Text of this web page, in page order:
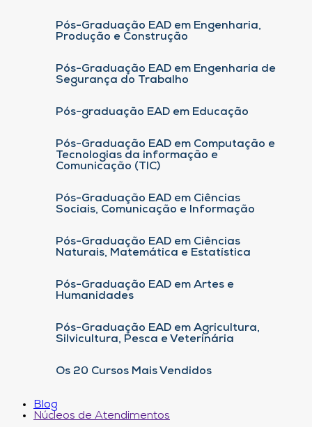
Pós-Graduação EAD em Engenharia,
Produção e Construção
Pós-Graduação EAD em Engenharia de
Segurança do Trabalho
Pós-graduação EAD em Educação
Pós-Graduação EAD em Computação e
Tecnologias da informação e
Comunicação (TIC)
Pós-Graduação EAD em Ciências
Sociais, Comunicação e Informação
Pós-Graduação EAD em Ciências
Naturais, Matemática e Estatística
Pós-Graduação EAD em Artes e
Humanidades
Pós-Graduação EAD em Agricultura,
Silvicultura, Pesca e Veterinária
Os 20 Cursos Mais Vendidos
Blog
Núcleos de Atendimentos